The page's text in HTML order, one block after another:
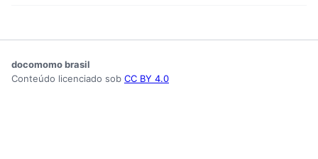
docomomo brasil
Conteúdo licenciado sob CC BY 4.0